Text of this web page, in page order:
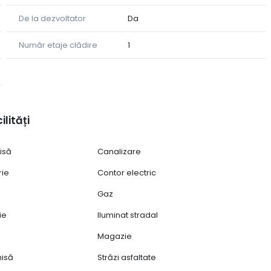
De la dezvoltator Da
Număr etaje clădire 1
Canalizare
Contor electric
Gaz
Iluminat stradal
Magazie
Străzi asfaltate